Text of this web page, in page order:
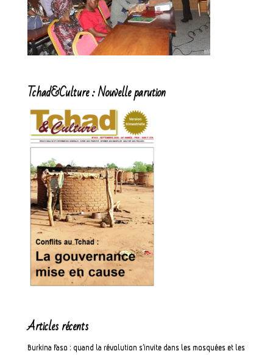
Tchad&Culture : Nouvelle parution
Articles récents
Burkina Faso : quand la révolution s’invite dans les mosquées et les